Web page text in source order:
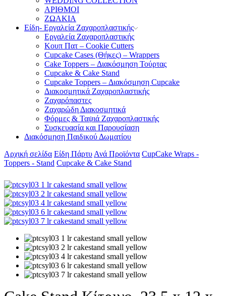
ΑΡΙΘΜΟΙ
ΖΩΑΚΙΑ
Είδη- Εργαλεία Ζαχαροπλαστικής
Εργαλεία Ζαχαροπλαστικής
Κουπ Πατ – Cookie Cutters
Cupcake Cases (Θήκες) – Wrappers
Cake Toppers – Διακόσμηση Τούρτας
Cupcake & Cake Stand
Cupcake Toppers – Διακόσμηση Cupcake
Διακοσμητικά Ζαχαροπλαστικής
Ζαχαρόπαστες
Ζαχαρώδη Διακοσμητικά
Φόρμες & Ταψιά Ζαχαροπλαστικής
Συσκευασία και Παρουσίαση
Διακόσμηση Παιδικού Δωματίου
Αρχική σελίδα Είδη Πάρτυ Ανά Προϊόντα CupCake Wraps -
Toppers - Stand Cupcake & Cake Stand